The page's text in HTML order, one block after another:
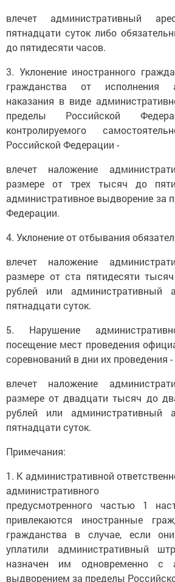
влечет административный
пятнадцати суток либо
до пятидесяти часов.
3. Уклонение иностранного
гражданства от исполнения
наказания в виде
пределы Российской
контролируемого
Российской Федерации -
влечет наложение
размере от трех тысяч до
административное выдворение за
Федерации.
4. Уклонение от отбывания
влечет наложение
размере от ста пятидесяти
рублей или
пятнадцати суток.
5. Нарушение
посещение мест проведения
соревнований в дни их проведения -
влечет наложение
размере от двадцати тысяч до
рублей или
пятнадцати суток.
Примечания:
1. К административной
административного
предусмотренного частью 1
привлекаются иностранные
гражданства в случае, если
уплатили административный
назначен им одновременно с
выдворением за пределы